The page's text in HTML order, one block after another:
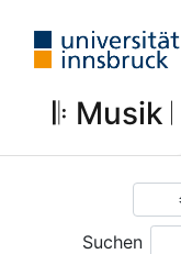
𝄆 Musik 𝄀
Suchen